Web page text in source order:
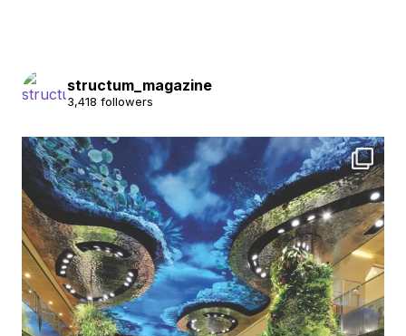
structum_magazine
3,418 followers